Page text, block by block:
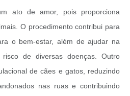
ato de amor, pois proporciona
O procedimento contribui para
o bem-estar, além de ajudar na
de diversas doenças. Outro
de cães e gatos, reduzindo
nas ruas e contribuindo